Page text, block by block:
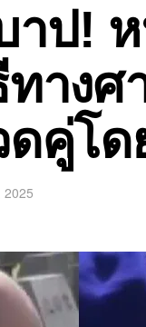
าป!
ทาง
คู่โด
2025